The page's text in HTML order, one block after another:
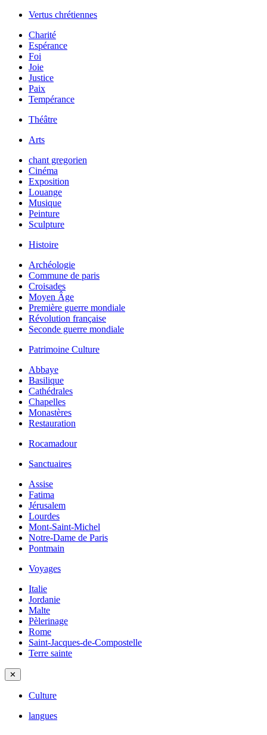
Vertus chrétiennes
Charité
Espérance
Foi
Joie
Justice
Paix
Tempérance
Théâtre
Arts
chant gregorien
Cinéma
Exposition
Louange
Musique
Peinture
Sculpture
Histoire
Archéologie
Commune de paris
Croisades
Moyen Âge
Première guerre mondiale
Révolution française
Seconde guerre mondiale
Patrimoine Culture
Abbaye
Basilique
Cathédrales
Chapelles
Monastères
Restauration
Rocamadour
Sanctuaires
Assise
Fatima
Jérusalem
Lourdes
Mont-Saint-Michel
Notre-Dame de Paris
Pontmain
Voyages
Italie
Jordanie
Malte
Pèlerinage
Rome
Saint-Jacques-de-Compostelle
Terre sainte
✕
Culture
langues